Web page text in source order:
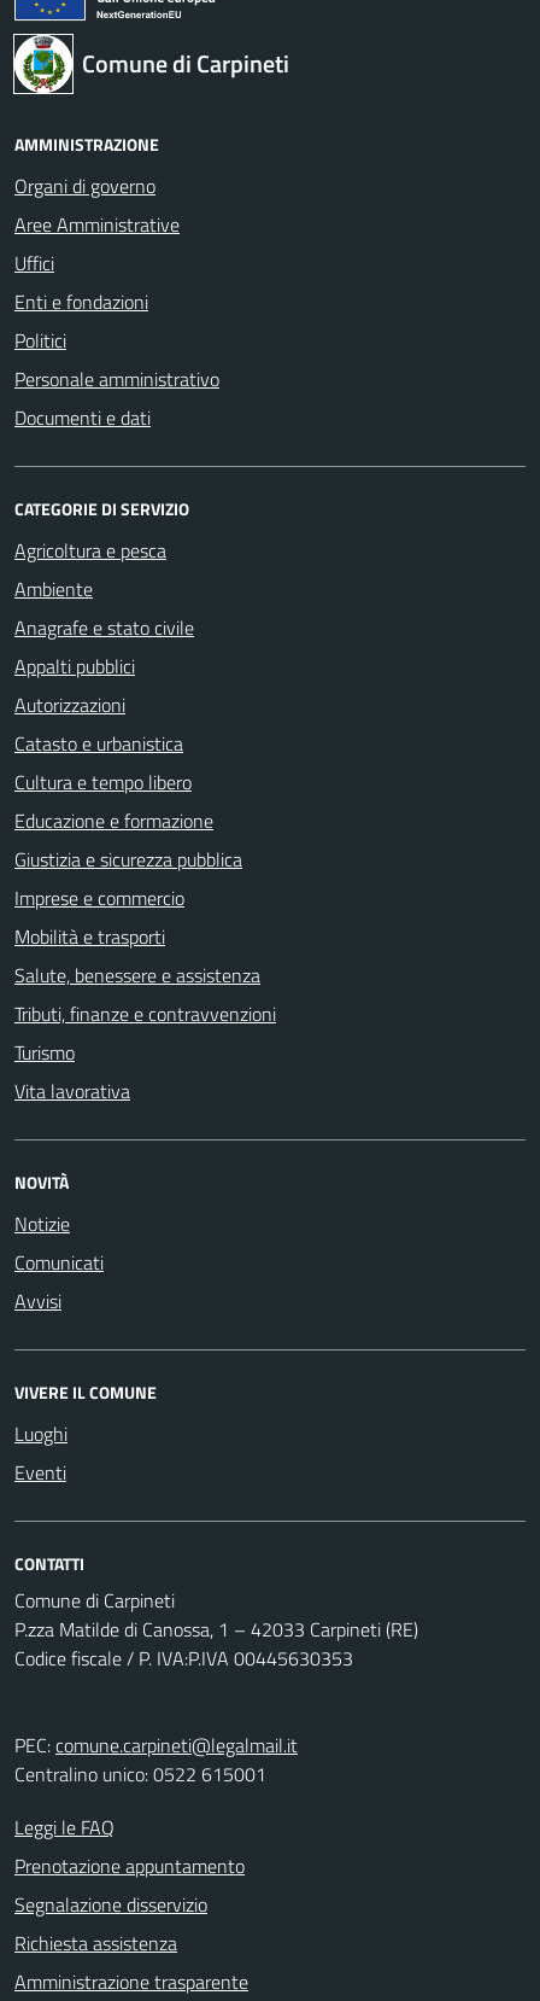
Comune di Carpineti
AMMINISTRAZIONE
Organi di governo
Aree Amministrative
Uffici
Enti e fondazioni
Politici
Personale amministrativo
Documenti e dati
CATEGORIE DI SERVIZIO
Agricoltura e pesca
Ambiente
Anagrafe e stato civile
Appalti pubblici
Autorizzazioni
Catasto e urbanistica
Cultura e tempo libero
Educazione e formazione
Giustizia e sicurezza pubblica
Imprese e commercio
Mobilità e trasporti
Salute, benessere e assistenza
Tributi, finanze e contravvenzioni
Turismo
Vita lavorativa
NOVITÀ
Notizie
Comunicati
Avvisi
VIVERE IL COMUNE
Luoghi
Eventi
CONTATTI
Comune di Carpineti
P.zza Matilde di Canossa, 1 – 42033 Carpineti (RE)
Codice fiscale / P. IVA:P.IVA 00445630353
PEC:comune.carpineti@legalmail.it
Centralino unico: 0522 615001
Leggi le FAQ
Prenotazione appuntamento
Segnalazione disservizio
Richiesta assistenza
Amministrazione trasparente